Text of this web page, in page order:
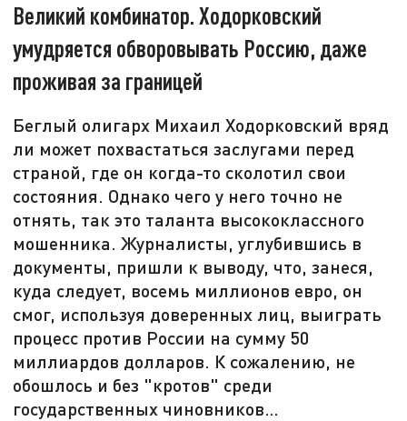
Великий комбинатор. Ходорковский
умудряется обворовывать Россию, даже
проживая за границей
Беглый олигарх Михаил Ходорковский вряд
ли может похвастаться заслугами перед
страной, где он когда-то сколотил свои
состояния. Однако чего у него точно не
отнять, так это таланта высококлассного
мошенника. Журналисты, углубившись в
документы, пришли к выводу, что, занеся,
куда следует, восемь миллионов евро, он
смог, используя доверенных лиц, выиграть
процесс против России на сумму 50
миллиардов долларов. К сожалению, не
обошлось и без "кротов" среди
государственных чиновников…